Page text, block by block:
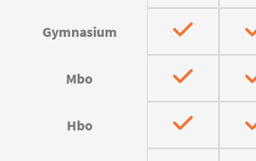
Gymnasium
Mbo
Hbo